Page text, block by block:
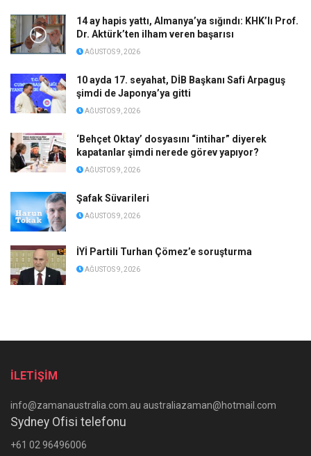
14 ay hapis yattı, Almanya’ya sığındı: KHK’lı Prof.
Dr. Aktürk’ten ilham veren başarısı
AĞUSTOS 9, 2026
10 ayda 17. seyahat, DİB Başkanı Safi Arpaguş
şimdi de Japonya’ya gitti
AĞUSTOS 9, 2026
‘Behçet Oktay’ dosyasını “intihar” diyerek
kapatanlar şimdi nerede görev yapıyor?
AĞUSTOS 9, 2026
Şafak Süvarileri
AĞUSTOS 9, 2026
İYİ Partili Turhan Çömez’e soruşturma
AĞUSTOS 9, 2026
İLETİŞİM
info@zamanaustralia.com.au australiazaman@hotmail.com
Sydney Ofisi telefonu
+61 02 96496006